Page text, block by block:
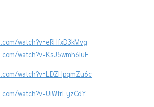
watch?v=eRHfxD3kMvg
watch?v=KsJ5wmh6IuE
watch?v=LDZHpqmZu6c
watch?v=UiWtrLyzCdY